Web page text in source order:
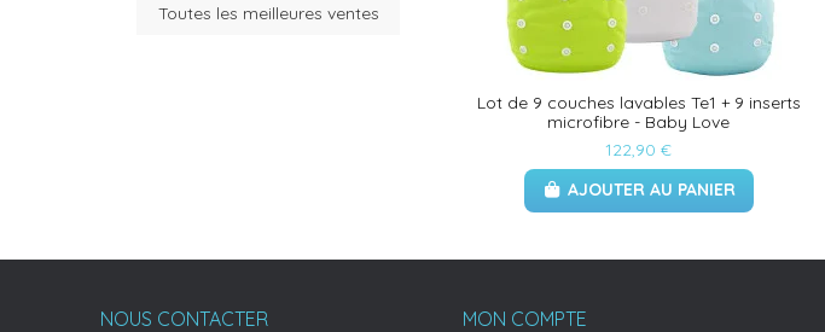
Lot de 9 couches lavables Te1 + 9 inserts
microfibre - Baby Love
122,90 €
AJOUTER AU PANIER
Toutes les meilleures ventes
NOUS CONTACTER MON COMPTE